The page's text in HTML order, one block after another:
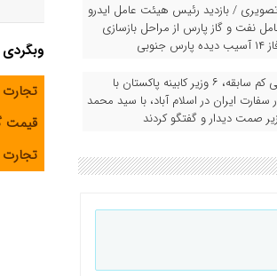
/ بازدید رئیس هیئت عامل ایدرو
نفت و گاز پارس از مراحل بازسازی
در اقدامی کم سابقه، ۶ وزیر کابینه پاکستان با
ایران در اسلام آباد، با سید محمد
صمت دیدار و گفتگو کردند
وبگردی
تجارت
قیمت
تجارت